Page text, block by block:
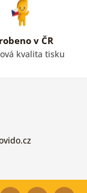
v ČR
kvalita tisku